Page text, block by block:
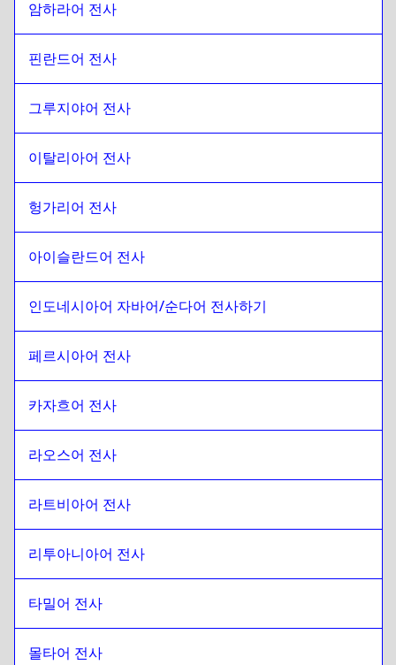
암하라어 전사
핀란드어 전사
그루지야어 전사
이탈리아어 전사
헝가리어 전사
아이슬란드어 전사
인도네시아어 자바어/순다어 전사하기
페르시아어 전사
카자흐어 전사
라오스어 전사
라트비아어 전사
리투아니아어 전사
타밀어 전사
몰타어 전사